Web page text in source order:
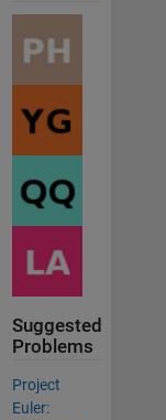
Suggested
Problems
Project
Euler: